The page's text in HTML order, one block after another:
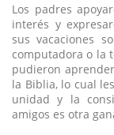
Los padres
interés y
sus vacaciones
computadora o la
pudieron
la Biblia, lo cual
unidad y la
amigos es otra